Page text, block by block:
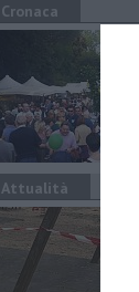
Cronaca
Attualità